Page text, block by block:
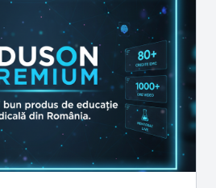
lectorii
întrebări–răspuns în timpul
și sesiuni live cu lectorii
conținut
tuturor webinariilor incluse
oricând și de oriunde